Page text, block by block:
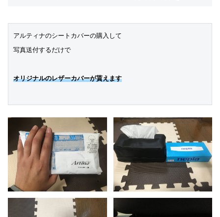
アルティナのシートカバーの購入して
写真送付するだけで
オリジナルのレザーカバーが貰えます